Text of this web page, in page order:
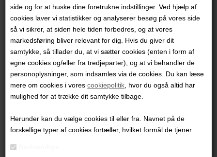
side og for at huske dine foretrukne indstillinger. Ved hjælp af
cookies laver vi statistikker og analyserer besøg på vores side
så vi sikrer, at siden hele tiden forbedres, og at vores
markedsføring bliver relevant for dig. Hvis du giver dit
samtykke, så tillader du, at vi sætter cookies (enten i form af
egne cookies og/eller fra tredjeparter), og at vi behandler de
personoplysninger, som indsamles via de cookies. Du kan læse
mere om cookies i vorescookiepolitik , hvor du også altid har
mulighed for at trække dit samtykke tilbage.
Herunder kan du vælge cookies til eller fra. Navnet på de
forskellige typer af cookies fortæller, hvilket formål de tjener.
4.500,00DKK
"Uden Titel"
70x50 cm.
Ikke indrammet
PRODUKTBESKRIVELSE